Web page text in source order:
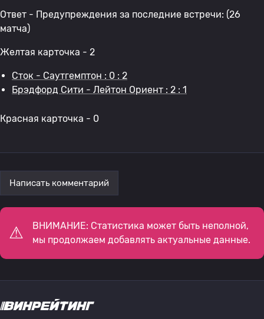
Ответ - Предупреждения за последние встречи: (26
матча)
Желтая карточка - 2
Сток - Саутгемптон : 0 : 2
Брэдфорд Сити - Лейтон Ориент : 2 : 1
Красная карточка - 0
Написать комментарий
ВНИМАНИЕ: Статистика может быть неполной,
мы продолжаем добавлять актуальные данные.